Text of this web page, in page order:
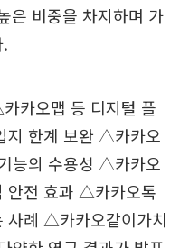
은 비중을 차지하며 가
카오맵 등 디지털 플
지 한계 보완 △카카오
능의 수용성 △카카오
안전 효과 △카카오톡
사례 △카카오같이가치